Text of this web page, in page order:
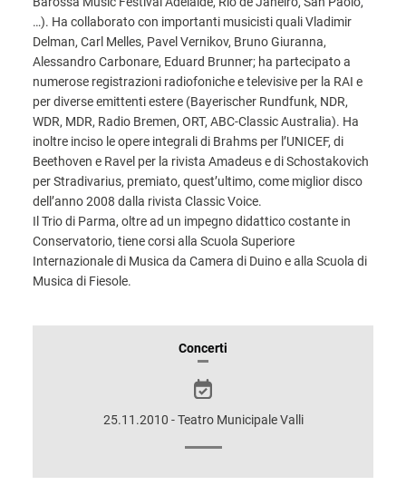
…). Ha collaborato con importanti musicisti quali Vladimir
Delman, Carl Melles, Pavel Vernikov, Bruno Giuranna,
Alessandro Carbonare, Eduard Brunner; ha partecipato a
numerose registrazioni radiofoniche e televisive per la RAI e
per diverse emittenti estere (Bayerischer Rundfunk, NDR,
WDR, MDR, Radio Bremen, ORT, ABC-Classic Australia). Ha
inoltre inciso le opere integrali di Brahms per l’UNICEF, di
Beethoven e Ravel per la rivista Amadeus e di Schostakovich
per Stradivarius, premiato, quest’ultimo, come miglior disco
dell’anno 2008 dalla rivista Classic Voice.
Il Trio di Parma, oltre ad un impegno didattico costante in
Conservatorio, tiene corsi alla Scuola Superiore
Internazionale di Musica da Camera di Duino e alla Scuola di
Musica di Fiesole.
INFORMAZIONIConcerti
25.11.2010 - Teatro Municipale Valli